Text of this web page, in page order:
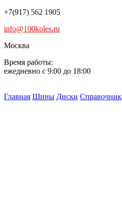
+7(917) 562 1905
info@100koles.ru
Москва
Время работы:
ежедневно с 9:00 до 18:00
Главная Шины Диски Справочник